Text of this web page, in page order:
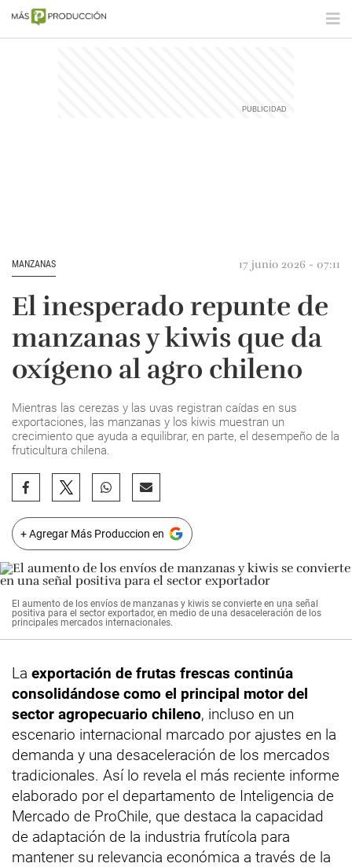
MANZANAS 17 junio 2026 - 07:11
El inesperado repunte de
manzanas y kiwis que da
oxígeno al agro chileno
Mientras las cerezas y las uvas registran caídas en sus
exportaciones, las manzanas y los kiwis muestran un
crecimiento que ayuda a equilibrar, en parte, el desempeño de la
fruticultura chilena.
+ Agregar Más Produccion en
El aumento de los envíos de manzanas y kiwis se convierte en una señal
positiva para el sector exportador, en medio de una desaceleración de los
principales mercados internacionales.
La exportación de frutas frescas continúa
consolidándose como el principal motor del
sector agropecuario chileno, incluso en un
escenario internacional marcado por ajustes en la
demanda y una desaceleración de los mercados
tradicionales. Así lo revela el más reciente informe
elaborado por el departamento de Inteligencia de
Mercado de ProChile, que destaca la capacidad
de adaptación de la industria frutícola para
mantener su relevancia económica a través de la